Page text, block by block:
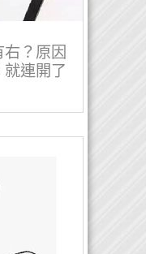
？原因
連開了
！